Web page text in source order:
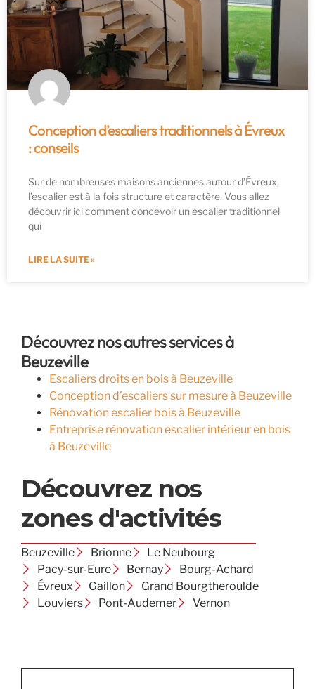
Conception d’escaliers traditionnels à Évreux
: conseils
Sur de nombreuses maisons anciennes autour d’Évreux,
l’escalier est à la fois structure et caractère. Vous allez
découvrir ici comment concevoir un escalier traditionnel
qui
LIRE LA SUITE »
Découvrez nos autres services à
Beuzeville
Escaliers droits en bois à Beuzeville
Conception d’escaliers sur mesure à Beuzeville
Rénovation escalier bois à Beuzeville
Entreprise rénovation escalier intérieur en bois
à Beuzeville
Découvrez nos
zones d'activités
Beuzeville Brionne
Le Neubourg
Pacy-sur-Eure
Bernay
Bourg-Achard
Évreux
Gaillon
Grand Bourgtheroulde
Louviers
Pont-Audemer Vernon